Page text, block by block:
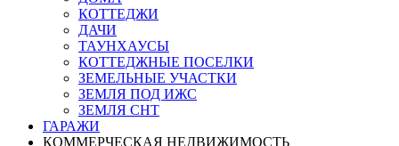
КОТТЕДЖИ
ДАЧИ
ТАУНХАУСЫ
КОТТЕДЖНЫЕ ПОСЕЛКИ
ЗЕМЕЛЬНЫЕ УЧАСТКИ
ЗЕМЛЯ ПОД ИЖС
ЗЕМЛЯ СНТ
ГАРАЖИ
КОММЕРЧЕСКАЯ НЕДВИЖИМОСТЬ